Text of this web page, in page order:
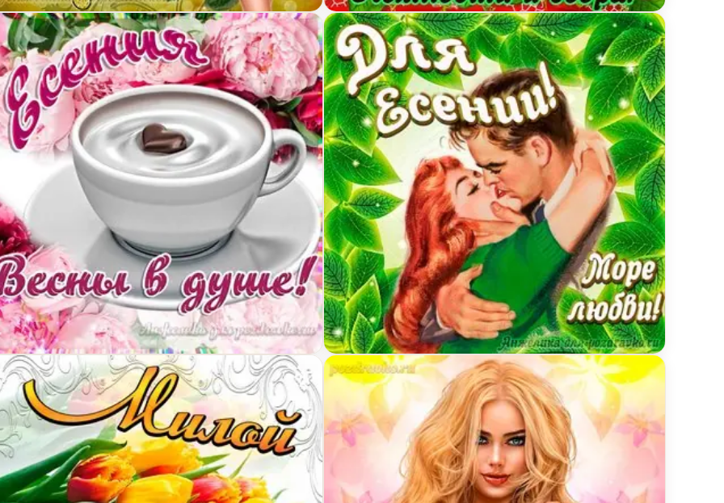
красотке Есении с Днем рождения с девушкой и желтыми розами
Есении на День Рождения с пожеланием весны в душе
Открытка для Есении с Днем рождения с пожеланием
Открытка с Днем Рождения для Есении с целующейся